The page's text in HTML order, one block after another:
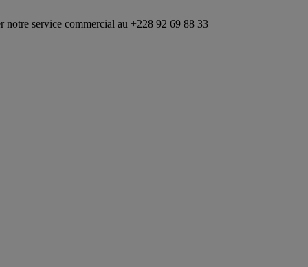
commercial au +228 92 69 88 33